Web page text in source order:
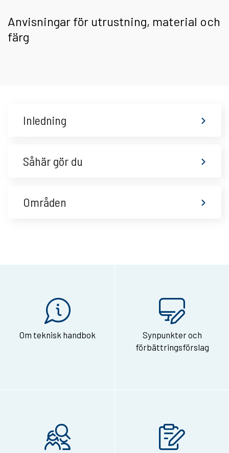
Anvisningar för utrustning, material och
färg
Inledning
Såhär gör du
Områden
Om teknisk handbok
Synpunkter och
förbättringsförslag